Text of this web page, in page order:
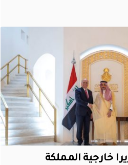
خارجية المملكة